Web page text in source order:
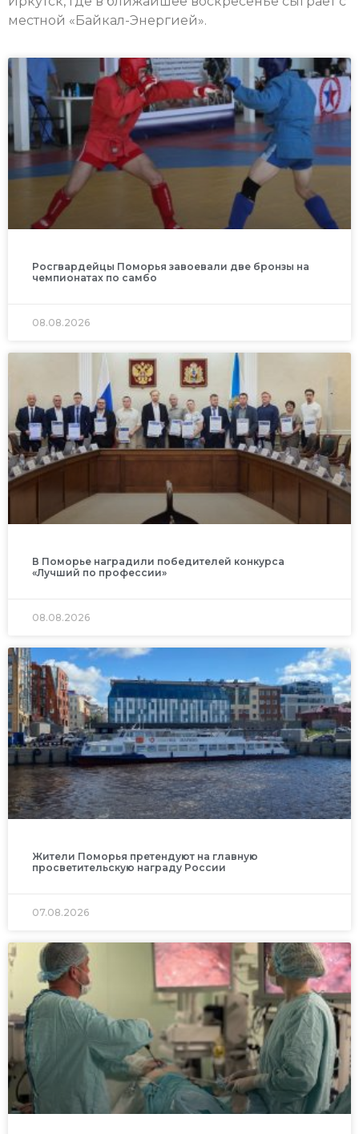
местной «Байкал-Энергией».
Росгвардейцы Поморья завоевали две бронзы на
чемпионатах по самбо
08.08.2026
В Поморье наградили победителей конкурса
«Лучший по профессии»
08.08.2026
Жители Поморья претендуют на главную
просветительскую награду России
07.08.2026